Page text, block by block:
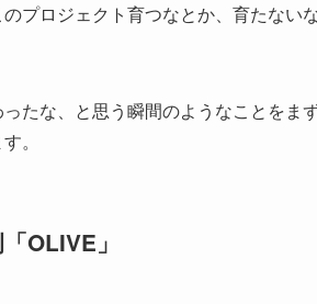
プロジェクト育つなとか、育たない
たな、と思う瞬間のようなことをま
。
OLIVE」